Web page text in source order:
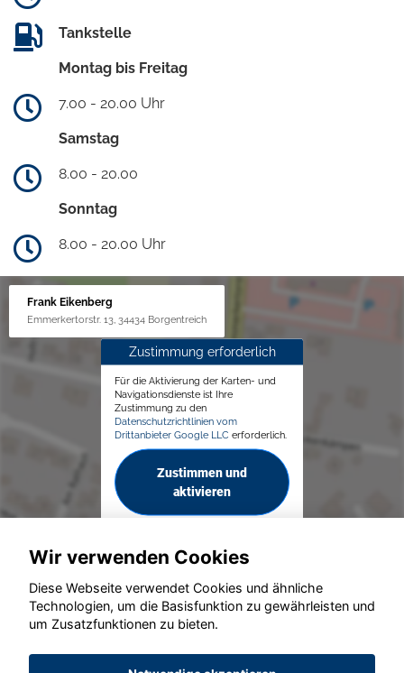
Tankstelle
Montag bis Freitag
7.00 - 20.00 Uhr
Samstag
8.00 - 20.00
Sonntag
8.00 - 20.00 Uhr
Frank Eikenberg
Emmerkertorstr. 13, 34434 Borgentreich
Zustimmung erforderlich
Für die Aktivierung der Karten- und
Navigationsdienste ist Ihre
Zustimmung zu den
Datenschutzrichtlinien vom
Drittanbieter Google LLC erforderlich.
Zustimmen und
aktivieren
© konjunkturmotor.de GmbH 2020 - 2026
Wir verwenden Cookies
Diese Webseite verwendet Cookies und ähnliche
Technologien, um die Basisfunktion zu gewährleisten und
um Zusatzfunktionen zu bieten.